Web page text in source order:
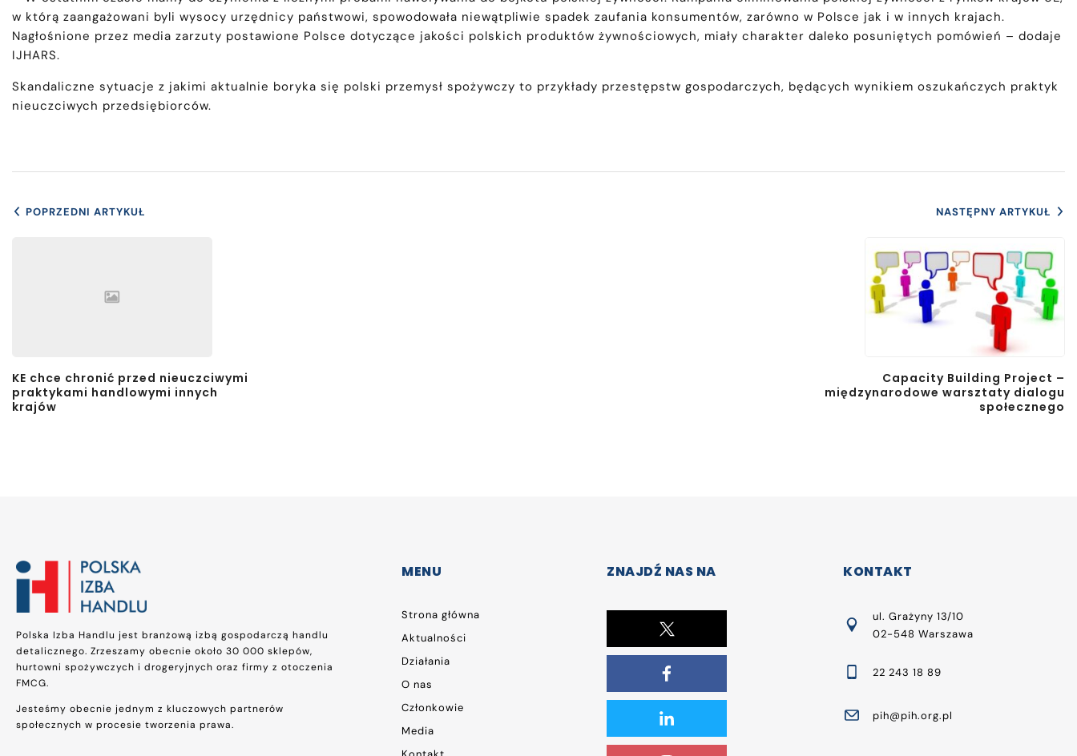
w którą zaangażowani byli wysocy urzędnicy państwowi, spowodowała niewątpliwie spadek zaufania konsumentów, zarówno w Polsce jak i w innych krajach.
Nagłośnione przez media zarzuty postawione Polsce dotyczące jakości polskich produktów żywnościowych, miały charakter daleko posuniętych pomówień – dodaje
IJHARS.
Skandaliczne sytuacje z jakimi aktualnie boryka się polski przemysł spożywczy to przykłady przestępstw gospodarczych, będących wynikiem oszukańczych praktyk
nieuczciwych przedsiębiorców.
POPRZEDNI ARTYKUŁ
KE chce chronić przed nieuczciwymi
praktykami handlowymi innych
krajów
NASTĘPNY ARTYKUŁ
Capacity Building Project –
międzynarodowe warsztaty dialogu
społecznego
Polska Izba Handlu jest branżową izbą gospodarczą handlu
detalicznego. Zrzeszamy obecnie około 30 000 sklepów,
hurtowni spożywczych i drogeryjnych oraz firmy z otoczenia
FMCG.
Jesteśmy obecnie jednym z kluczowych partnerów
społecznych w procesie tworzenia prawa.
MENU
Strona główna
Aktualności
Działania
O nas
Członkowie
Media
ZNAJDŹ NAS NA KONTAKT
ul. Grażyny 13/10
02-548 Warszawa
22 243 18 89
pih@pih.org.pl